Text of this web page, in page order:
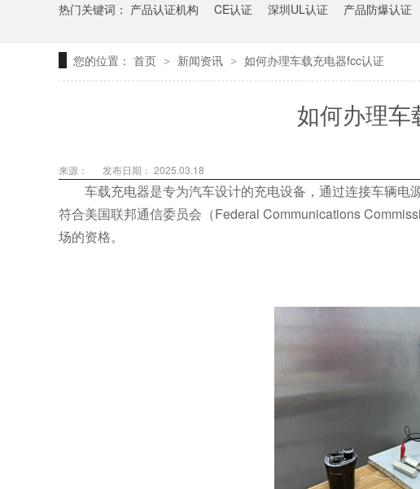
热门关键词： 产品认证机构 CE认证 深圳UL认证 产品防爆认证
您的位置： 首页 > 新闻资讯 > 如何办理车载充电器fcc认证
如何办理车
来源： 发布日期： 2025.03.18
车载充电器是专为汽车设计的充电设备，通过连接车辆电
符合美国联邦通信委员会（Federal Communications
场的资格。